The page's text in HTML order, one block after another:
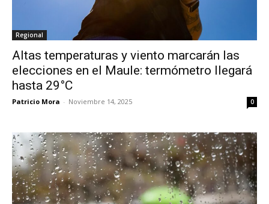
Regional
Altas temperaturas y viento marcarán las
elecciones en el Maule: termómetro llegará
hasta 29°C
Patricio Mora - Noviembre 14, 2025 0